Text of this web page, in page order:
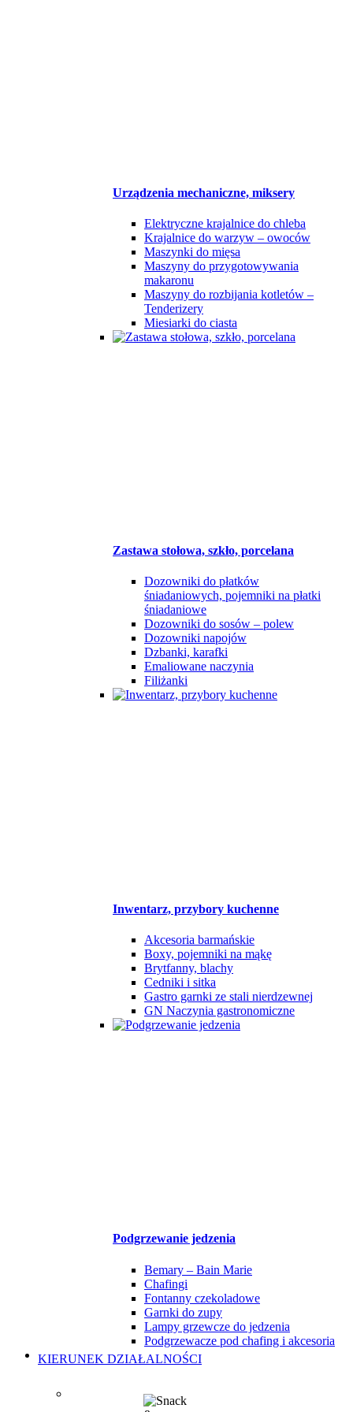
Urządzenia mechaniczne, miksery
Elektryczne krajalnice do chleba
Krajalnice do warzyw – owoców
Maszynki do mięsa
Maszyny do przygotowywania
makaronu
Maszyny do rozbijania kotletów –
Tenderizery
Miesiarki do ciasta
Zastawa stołowa, szkło, porcelana
Dozowniki do płatków
śniadaniowych, pojemniki na płatki
śniadaniowe
Dozowniki do sosów – polew
Dozowniki napojów
Dzbanki, karafki
Emaliowane naczynia
Filiżanki
Inwentarz, przybory kuchenne
Akcesoria barmańskie
Boxy, pojemniki na mąkę
Brytfanny, blachy
Cedniki i sitka
Gastro garnki ze stali nierdzewnej
GN Naczynia gastronomiczne
Podgrzewanie jedzenia
Bemary – Bain Marie
Chafingi
Fontanny czekoladowe
Garnki do zupy
Lampy grzewcze do jedzenia
Podgrzewacze pod chafing i akcesoria
KIERUNEK DZIAŁALNOŚCI